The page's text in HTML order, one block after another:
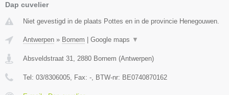
Dap cuvelier
Niet gevestigd in de plaats Pottes en in de provincie Henegouwen.
Antwerpen » Bornem Google maps ▼
Absveldstraat 31, 2880 Bornem (Antwerpen)
Tel: 03/8306005, Fax: -, BTW-nr: BE0740870162